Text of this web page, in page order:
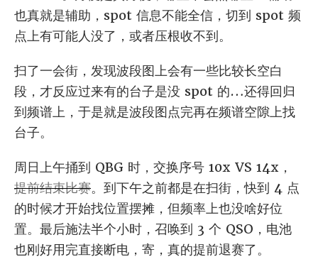
也真就是辅助，spot 信息不能全信，切到 spot 频
点上有可能人没了，或者压根收不到。
扫了一会街，发现波段图上会有一些比较长空白
段，才反应过来有的台子是没 spot 的…还得回归
到频谱上，于是就是波段图点完再在频谱空隙上找
台子。
周日上午捅到 QBG 时，交换序号 10x VS 14x，
提前结束比赛。到下午之前都是在扫街，快到 4 点
的时候才开始找位置摆摊，但频率上也没啥好位
置。最后施法半个小时，召唤到 3 个 QSO，电池
也刚好用完直接断电，寄，真的提前退赛了。